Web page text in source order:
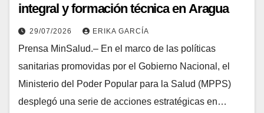
integral y formación técnica en Aragua
29/07/2026 ERIKA GARCÍA
Prensa MinSalud.– En el marco de las políticas
sanitarias promovidas por el Gobierno Nacional, el
Ministerio del Poder Popular para la Salud (MPPS)
desplegó una serie de acciones estratégicas en…